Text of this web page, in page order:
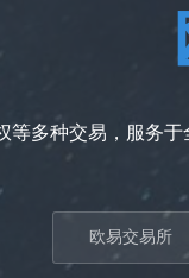
多种交易，服务
欧易交易所